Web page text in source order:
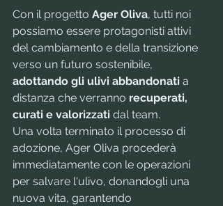
Con il progetto Ager Oliva, tutti noi
possiamo essere protagonisti attivi
del cambiamento e della transizione
verso un futuro sostenibile,
adottando gli ulivi abbandonati a
distanza che verranno recuperati,
curati e valorizzati dal team.
Una volta terminato il processo di
adozione, Ager Oliva procederà
immediatamente con le operazioni
per salvare l'ulivo, donandogli una
nuova vita, garantendo